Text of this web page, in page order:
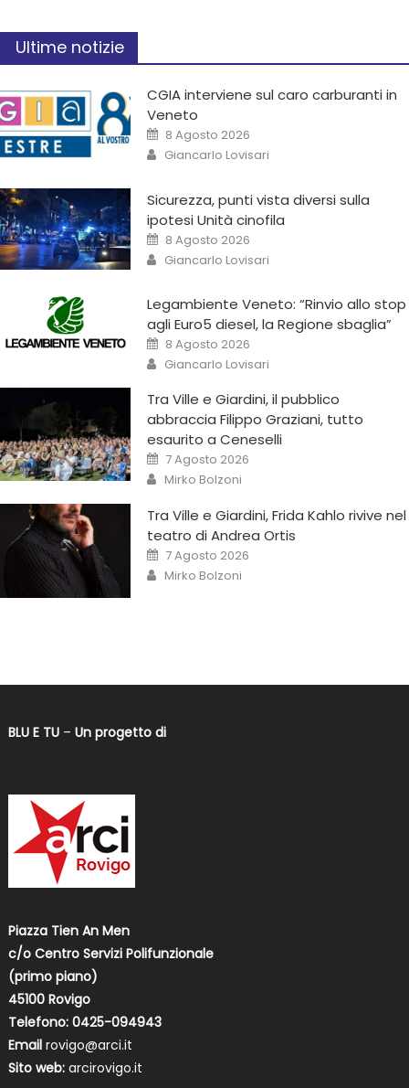
Ultime notizie
CGIA interviene sul caro carburanti in
Veneto
8 Agosto 2026
Giancarlo Lovisari
Sicurezza, punti vista diversi sulla
ipotesi Unità cinofila
8 Agosto 2026
Giancarlo Lovisari
Legambiente Veneto: “Rinvio allo stop
agli Euro5 diesel, la Regione sbaglia”
8 Agosto 2026
Giancarlo Lovisari
Tra Ville e Giardini, il pubblico
abbraccia Filippo Graziani, tutto
esaurito a Ceneselli
7 Agosto 2026
Mirko Bolzoni
Tra Ville e Giardini, Frida Kahlo rivive nel
teatro di Andrea Ortis
7 Agosto 2026
Mirko Bolzoni
BLU E TU– Un progetto di
Piazza Tien An Men
c/o Centro Servizi Polifunzionale
(primo piano)
45100 Rovigo
Telefono: 0425-094943
Email rovigo@arci.it
Sito web: arcirovigo.it